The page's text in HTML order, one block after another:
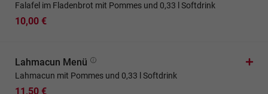
Falafel im Fladenbrot mit Pommes und 0,33 l Softdrink
10,00 €
Lahmacun Menü
Lahmacun mit Pommes und 0,33 l Softdrink
11,50 €